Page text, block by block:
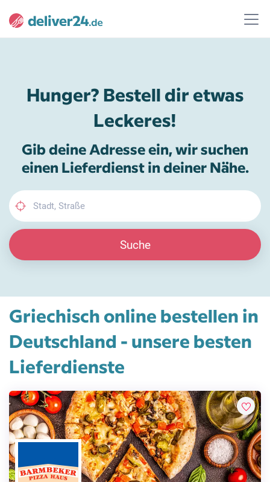
Hunger? Bestell dir etwas
Leckeres!
Gib deine Adresse ein, wir suchen
einen Lieferdienst in deiner Nähe.
Suche
Griechisch online bestellen in
Deutschland - unsere besten
Lieferdienste